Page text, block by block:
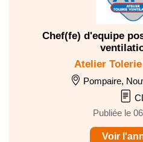
Chef(fe) d'equipe
Atelier
Pompaire,
Publiée le
Voir